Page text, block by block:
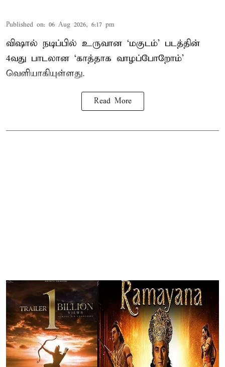
Published on: 06 Aug 2026, 6:17 pm
விஷால் நடிப்பில் உருவான ‘மகுடம்’ படத்தின்
4வது பாடலான ‘காத்தாக வாழப்போறோம்’
வெளியாகியுள்ளது.
Read More